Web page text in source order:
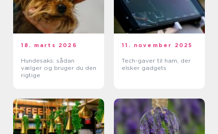
18. marts 2026
Hundesaks: sådan
vælger og bruger du den
rigtige
11. november 2025
Tech-gaver til ham, der
elsker gadgets